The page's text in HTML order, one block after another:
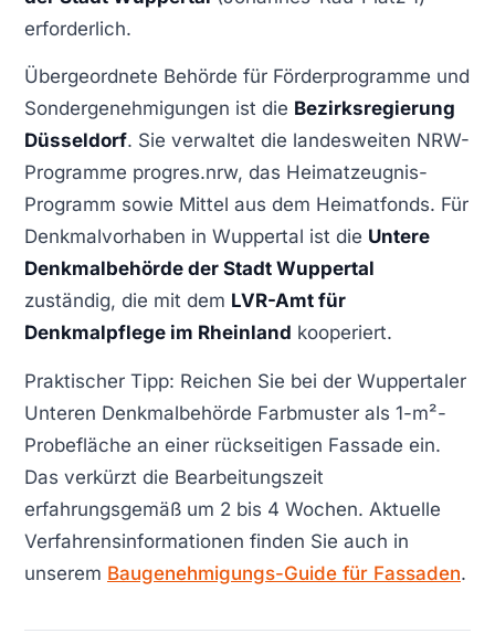
erforderlich.
Übergeordnete Behörde für Förderprogramme und
Sondergenehmigungen ist die Bezirksregierung
Düsseldorf. Sie verwaltet die landesweiten NRW-
Programme progres.nrw, das Heimatzeugnis-
Programm sowie Mittel aus dem Heimatfonds. Für
Denkmalvorhaben in Wuppertal ist die Untere
Denkmalbehörde der Stadt Wuppertal
zuständig, die mit dem LVR-Amt für
Denkmalpflege im Rheinland kooperiert.
Praktischer Tipp: Reichen Sie bei der Wuppertaler
Unteren Denkmalbehörde Farbmuster als 1-m²-
Probefläche an einer rückseitigen Fassade ein.
Das verkürzt die Bearbeitungszeit
erfahrungsgemäß um 2 bis 4 Wochen. Aktuelle
Verfahrensinformationen finden Sie auch in
unserem Baugenehmigungs-Guide für Fassaden.